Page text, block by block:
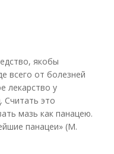
якобы
всего от болезней
лекарство у
Считать это
мазь как панацею.
панацеи» (М.